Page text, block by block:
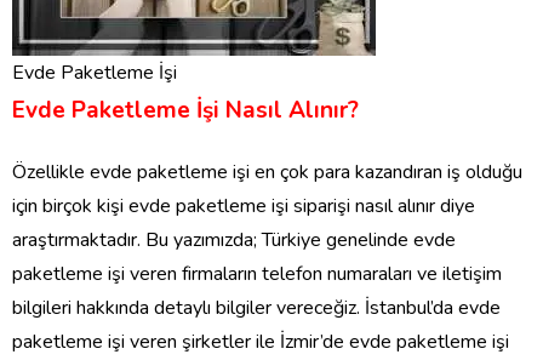
Evde Paketleme İşi
Evde Paketleme İşi Nasıl Alınır?
Özellikle evde paketleme işi en çok para kazandıran iş olduğu
için birçok kişi evde paketleme işi siparişi nasıl alınır diye
araştırmaktadır. Bu yazımızda; Türkiye genelinde evde
paketleme işi veren firmaların telefon numaraları ve iletişim
bilgileri hakkında detaylı bilgiler vereceğiz. İstanbul’da evde
paketleme işi veren şirketler ile İzmir’de evde paketleme işi